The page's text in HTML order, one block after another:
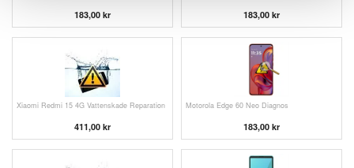
183,00 kr 183,00 kr
Xiaomi Redmi 15 4G Vattenskade Reparation
411,00 kr
Motorola Edge 60 Neo Diagnos
183,00 kr